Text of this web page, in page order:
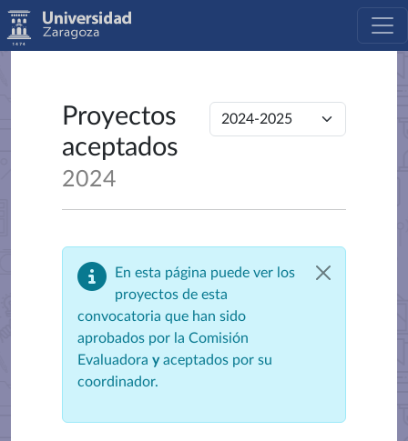
Proyectos
aceptados
2024
En esta página puede ver los
proyectos de esta
convocatoria que han sido
aprobados por la Comisión
Evaluadora yaceptados por su
coordinador.